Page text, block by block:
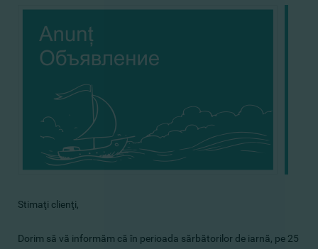
Stimaţi clienţi,
Dorim să vă informăm că în perioada sărbătorilor de iarnă, pe 25